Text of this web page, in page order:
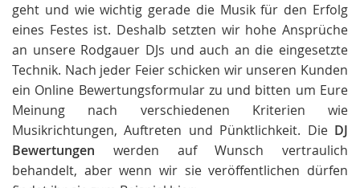
geht und wie wichtig gerade die Musik für den Erfolg
eines Festes ist. Deshalb setzten wir hohe Ansprüche
an unsere Rodgauer DJs und auch an die eingesetzte
Technik. Nach jeder Feier schicken wir unseren Kunden
ein Online Bewertungsformular zu und bitten um Eure
Meinung nach verschiedenen Kriterien wie
Musikrichtungen, Auftreten und Pünktlichkeit. Die DJ
Bewertungen werden auf Wunsch vertraulich
behandelt, aber wenn wir sie veröffentlichen dürfen